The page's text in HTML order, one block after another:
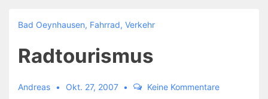
Bad Oeynhausen, Fahrrad, Verkehr
Radtourismus
Andreas Okt. 27, 2007 Keine Kommentare